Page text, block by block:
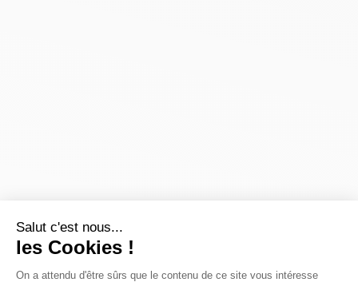
Salut c'est nous...
les Cookies !
On a attendu d'être sûrs que le contenu de ce site vous intéresse